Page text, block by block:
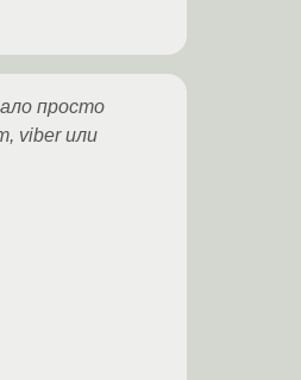
просто
viber или